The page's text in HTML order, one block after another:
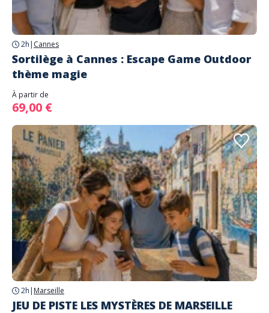
2h | Cannes
Sortilège à Cannes : Escape Game Outdoor
thème magie
À partir de
69,00 €
2h | Marseille
JEU DE PISTE LES MYSTÈRES DE MARSEILLE